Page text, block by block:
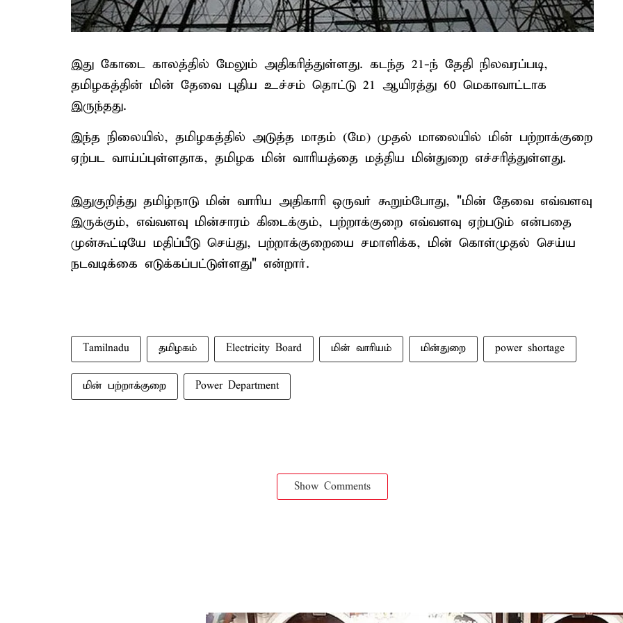
இது கோடை காலத்தில் மேலும் அதிகரித்துள்ளது. கடந்த 21-ந் தேதி நிலவரப்படி,
தமிழகத்தின் மின் தேவை புதிய உச்சம் தொட்டு 21 ஆயிரத்து 60 மெகாவாட்டாக
இருந்தது.
இந்த நிலையில், தமிழகத்தில் அடுத்த மாதம் (மே) முதல் மாலையில் மின் பற்றாக்குறை
ஏற்பட வாய்ப்புள்ளதாக, தமிழக மின் வாரியத்தை மத்திய மின்துறை எச்சரித்துள்ளது.
இதுகுறித்து தமிழ்நாடு மின் வாரிய அதிகாரி ஒருவர் கூறும்போது, "மின் தேவை எவ்வளவு
இருக்கும், எவ்வளவு மின்சாரம் கிடைக்கும், பற்றாக்குறை எவ்வளவு ஏற்படும் என்பதை
முன்கூட்டியே மதிப்பீடு செய்து, பற்றாக்குறையை சமாளிக்க, மின் கொள்முதல் செய்ய
நடவடிக்கை எடுக்கப்பட்டுள்ளது" என்றார்.
Tamilnadu தமிழகம் Electricity Board மின் வாரியம் மின்துறை power shortage
மின் பற்றாக்குறை Power Department
Show Comments